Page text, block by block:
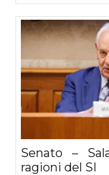
Senato –
ragioni del SI